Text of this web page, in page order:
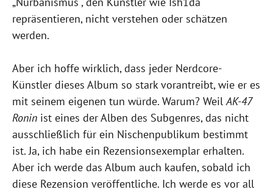
repräsentieren, nicht verstehen oder schätzen
werden.
Aber ich hoffe wirklich, dass jeder Nerdcore-
Künstler dieses Album so stark vorantreibt, wie er es
mit seinem eigenen tun würde. Warum? WeilAK-47
Ronin ist eines der Alben des Subgenres, das nicht
ausschließlich für ein Nischenpublikum bestimmt
ist. Ja, ich habe ein Rezensionsexemplar erhalten.
Aber ich werde das Album auch kaufen, sobald ich
diese Rezension veröffentliche. Ich werde es vor all